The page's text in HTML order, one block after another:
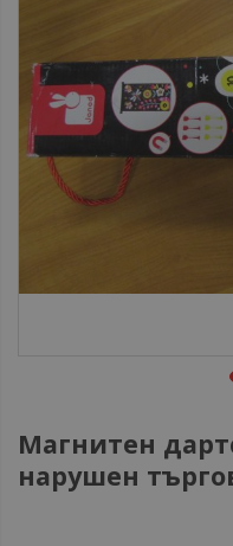
Магнитен
нарушен